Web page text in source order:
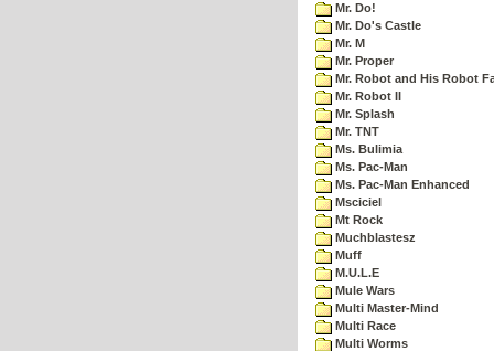
Mr. Do!
Mr. Do's Castle
Mr. M
Mr. Proper
Mr. Robot and His Robot
Mr. Robot II
Mr. Splash
Mr. TNT
Ms. Bulimia
Ms. Pac-Man
Ms. Pac-Man Enhanced
Msciciel
Mt Rock
Muchblastesz
Muff
M.U.L.E
Mule Wars
Multi Master-Mind
Multi Race
Multi Worms